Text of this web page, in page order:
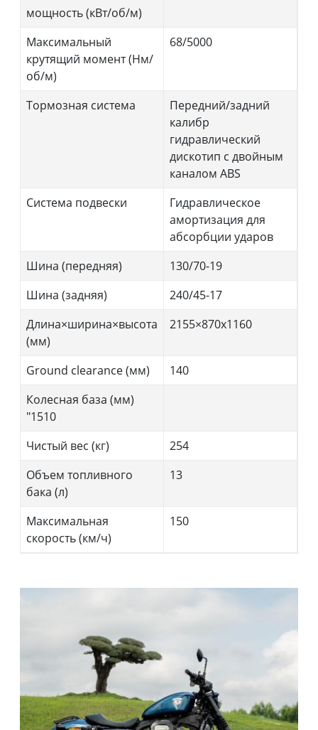
мощность (кВт/об/м)
Максимальный
крутящий момент (Нм/
об/м)
68/5000
Тормозная система
Передний/задний
калибр
гидравлический
дискотип с двойным
каналом ABS
Система подвески
Гидравлическое
амортизация для
абсорбции ударов
Шина (передняя)
130/70-19
Шина (задняя)
240/45-17
Длина×ширина×высота
(мм)
2155×870х1160
Ground clearance (мм)
140
Колесная база (мм)
"1510
Чистый вес (кг)
254
Объем топливного
бака (л)
13
Максимальная
скорость (км/ч)
150